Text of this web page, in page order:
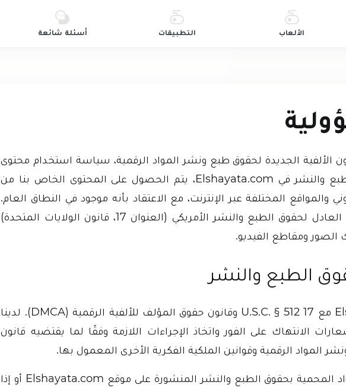
الألعاب التطبيقات أسئلة شائعة
الألفية الجديدة لحقوق طبع ونشر المواد الرقمية، سياسة استخدام محتوى
Elshayata.com وحقوق الطبع والنشر في Elshayata.com، يتم الحصول على المحتوى الخاص بنا من
والمواقع المختلفة عبر الإنترنت، مع الاعتقاد بأنه موجود في النطاق العام.
نحن نحترم قانون الاستخدام العادل لحقوق الطبع والنشر الأمريكي (العنوان 17، قانون الولايات المتحدة)
الصور ومقاطع الفيديو.
الطبع والنشر
يتوافق موقع Elshayata.com مع 17 U.S.C. § 512 وقانون حقوق المؤلف للألفية الرقمية (DMCA). لدينا
الانتهاك على الفور واتخاذ الإجراءات اللازمة وفقًا لما يقتضيه قانون
المواد الرقمية وقوانين الملكية الفكرية الأخرى المعمول بها.
إذا كنت المالك الشرعي للمواد المحمية بحقوق الطبع والنشر المنشورة على موقع Elshayata.com أو إذا